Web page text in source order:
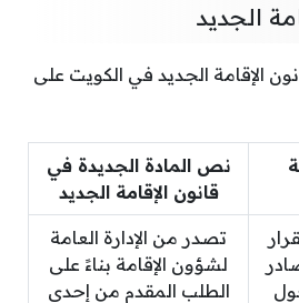
الجديد
الإقامة الجديد في الكويت على
نص المادة الجديدة في
قانون الإقامة الجديد
القرار
484 الصادر
تصدر من الإدارة العامة
لشؤون الإقامة بناءً على
الطلب المقدم من إحدى